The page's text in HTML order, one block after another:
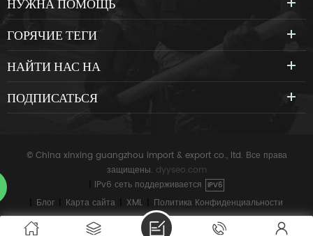
НУЖНА ПОМОЩЬ
ГОРЯЧИЕ ТЕГИ
НАЙТИ НАС НА
ПОДПИСАТЬСЯ
© China xinxing guangzhou import & export co., ltd. Все права
защищены. dyyseo.com
IPv6 сеть поддерживается IPV6
Блог Карта сайта XML Политика Конфиденциальности